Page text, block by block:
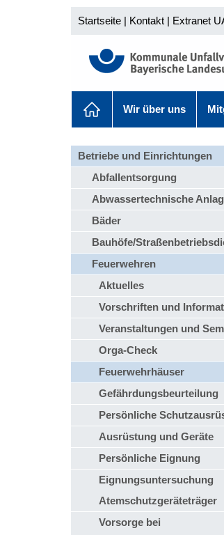
Startseite | Kontakt | Extranet
Wir über uns
Betriebe und Einrichtungen
Abfallentsorgung
Abwassertechnische
Bäder
Bauhöfe/
Feuerwehren
Aktuelles
Vorschriften und
Veranstaltungen und
Orga-Check
Feuerwehrhäuser
Gefährdungsbeurteilung
Persönliche
Ausrüstung und Geräte
Persönliche Eignung
Eignungsuntersuchung
Atemschutzgeräteträger
Vorsorge bei